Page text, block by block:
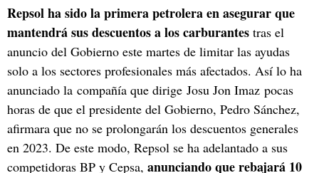
Repsol ha sido la primera petrolera en asegurar que
mantendrá sus descuentos a los carburantes tras el
anuncio del Gobierno este martes de limitar las ayudas
solo a los sectores profesionales más afectados. Así lo ha
anunciado la compañía que dirige Josu Jon Imaz pocas
horas de que el presidente del Gobierno, Pedro Sánchez,
afirmara que no se prolongarán los descuentos generales
en 2023. De este modo, Repsol se ha adelantado a sus
competidoras BP y Cepsa, anunciando que rebajará 10